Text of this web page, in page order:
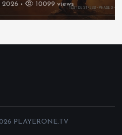
2026 10099 views
PLAYERONE.TV